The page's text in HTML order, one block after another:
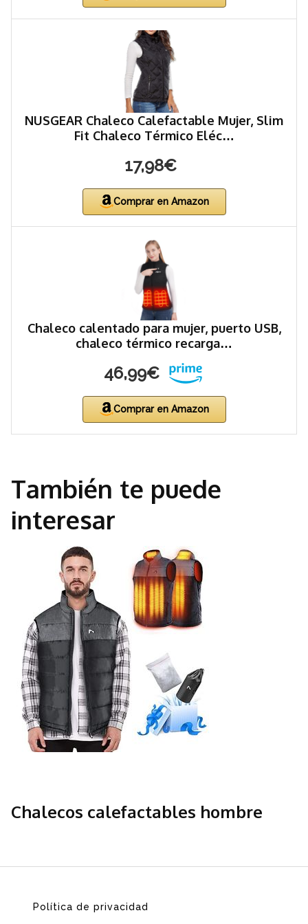
NUSGEAR Chaleco Calefactable Mujer, Slim
Fit Chaleco Térmico Eléc…
17,98€
Comprar en Amazon
Chaleco calentado para mujer, puerto USB,
chaleco térmico recarga…
46,99€
Comprar en Amazon
También te puede
interesar
Chalecos calefactables hombre
Política de privacidad